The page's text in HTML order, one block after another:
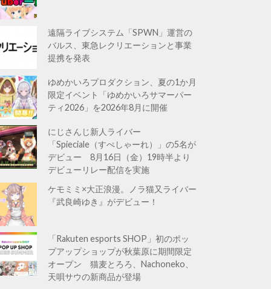
遠隔ライブシステム「SPWN」運営の
バルス、東急レクリエーションと事業
提携を発表
ゆめかいろプロダクション、夏の1か月
限定イベント「ゆめかいろサマーパー
ティ2026」を2026年8月に開催
にじさんじ新人ライバー
「Spieciale（すぺしゃーれ）」の5名が
デビュー 8月16日（金）19時半より
デビューリレー配信を実施
ケモミミ×大正浪漫。ノラ猫又ライバー
『武良崎ゆき』がデビュー！
「Rakuten esports SHOP」初のポッ
プアップショップが秋葉原に期間限定
オープン 猫麦とろろ、Nachoneko、
天唄サウの新商品が登場